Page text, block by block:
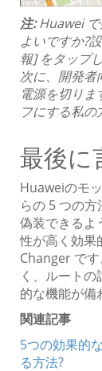
注: Huawei
よいですか?
報] をタップ
次に、開発者
電源を切り
フにする私の
最後に
Huaweiのモ
らの 5 つの
偽装できるよ
性が高く効果
Changer で
く、ルート
的な機能が備
関連記事
5つの効果的
る方法?